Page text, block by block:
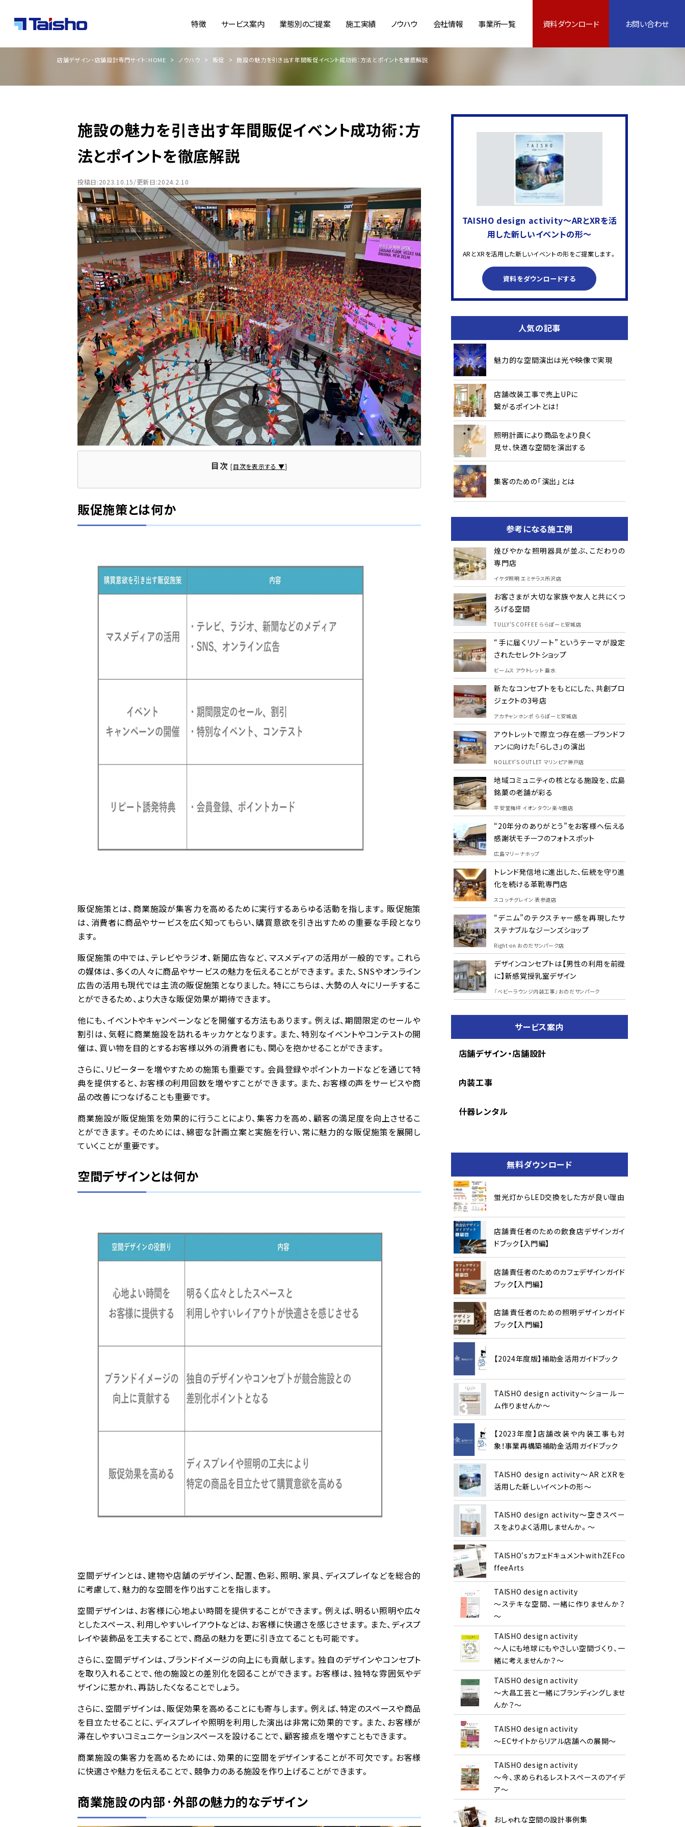
特徴 サービス案内 業態別のご提案 施工実績 ノウハウ 会社情報 事業所一覧 資料ダウンロード お問い合わせ
店舗デザイン・店舗設計専門サイト：HOME ノウハウ 販促 施設の魅力を引き出す年間販促イベント成功術：方法とポイントを徹底解説
施設の魅力を引き出す年間販促イベント成功術：方
法とポイントを徹底解説
投稿日:2023.10.15/更新日:2024.2.10
目次[目次を表示する ▼]
販促施策とは何か
販促施策とは、商業施設が集客力を高めるために実行するあらゆる活動を指します。販促施策
は、消費者に商品やサービスを広く知ってもらい、購買意欲を引き出すための重要な手段となり
ます。
販促施策の中では、テレビやラジオ、新聞広告など、マスメディアの活用が一般的です。これら
の媒体は、多くの人々に商品やサービスの魅力を伝えることができます。また、SNSやオンライン
広告の活用も現代では主流の販促施策となりました。特にこちらは、大勢の人々にリーチするこ
とができるため、より大きな販促効果が期待できます。
他にも、イベントやキャンペーンなどを開催する方法もあります。例えば、期間限定のセールや
割引は、気軽に商業施設を訪れるキッカケとなります。また、特別なイベントやコンテストの開
催は、買い物を目的とするお客様以外の消費者にも、関心を抱かせることができます。
さらに、リピーターを増やすための施策も重要です。会員登録やポイントカードなどを通じて特
典を提供すると、お客様の利用回数を増やすことができます。また、お客様の声をサービスや商
品の改善につなげることも重要です。
商業施設が販促施策を効果的に行うことにより、集客力を高め、顧客の満足度を向上させるこ
とができます。そのためには、綿密な計画立案と実施を行い、常に魅力的な販促施策を展開し
ていくことが重要です。
空間デザインとは何か
空間デザインとは、建物や店舗のデザイン、配置、色彩、照明、家具、ディスプレイなどを総合的
に考慮して、魅力的な空間を作り出すことを指します。
空間デザインは、お客様に心地よい時間を提供することができます。例えば、明るい照明や広々
としたスペース、利用しやすいレイアウトなどは、お客様に快適さを感じさせます。また、ディスプ
レイや装飾品を工夫することで、商品の魅力を更に引き立てることも可能です。
さらに、空間デザインは、ブランドイメージの向上にも貢献します。独自のデザインやコンセプト
を取り入れることで、他の施設との差別化を図ることができます。お客様は、独特な雰囲気やデ
ザインに惹かれ、再訪したくなることでしょう。
さらに、空間デザインは、販促効果を高めることにも寄与します。例えば、特定のスペースや商品
を目立たせることに、ディスプレイや照明を利用した演出は非常に効果的です。また、お客様が
滞在しやすいコミュニケーションスペースを設けることで、顧客接点を増やすこともできます。
商業施設の集客力を高めるためには、効果的に空間をデザインすることが不可欠です。お客様
に快適さや魅力を伝えることで、競争力のある施設を作り上げることができます。
商業施設の内部·外部の魅力的なデザイン
TAISHO design activity～ARとXRを活
用した新しいイベントの形～
ARとXRを活用した新しいイベントの形をご提案します。
資料をダウンロードする
人気の記事
魅力的な空間演出は光や映像で実現
店舗改装工事で売上UPに
繋がるポイントとは！
照明計画により商品をより良く
見せ、快適な空間を演出する
集客のための「演出」とは
参考になる施工例
煌びやかな照明器具が並ぶ、こだわりの
専門店
イケダ照明 エミテラス所沢店
お客さまが大切な家族や友人と共にくつ
ろげる空間
TULLY'S COFFEE ららぽーと安城店
“手に届くリゾート”というテーマが設定
されたセレクトショップ
ビームス アウトレット 垂水
新たなコンセプトをもとにした、共創プロ
ジェクトの3号店
アカチャンホンポ ららぽーと安城店
アウトレットで際立つ存在感─ブランドフ
ァンに向けた「らしさ」の演出
NOLLEY'S OUTLET マリンピア神戸店
地域コミュニティの核となる施設を、広島
銘菓の老舗が彩る
平安堂梅坪 イオンタウン楽々園店
“20年分のありがとう”をお客様へ伝える
感謝状モチーフのフォトスポット
広島マリーナホップ
トレンド発信地に進出した、伝統を守り進
化を続ける革靴専門店
スコッチグレイン 表参道店
“デニム”のテクスチャー感を再現したサ
ステナブルなジーンズショップ
Right-on おのだサンパーク店
デザインコンセプトは【男性の利用を前提
に】新感覚授乳室デザイン
『ベビーラウンジ内装工事』おのだサンパーク
サービス案内
店舗デザイン・店舗設計
内装工事
什器レンタル
無料ダウンロード
蛍光灯からLED交換をした方が良い理由
店舗責任者のための飲食店デザインガイ
ドブック【入門編】
店舗責任者のためのカフェデザインガイド
ブック【入門編】
店舗責任者のための照明デザインガイド
ブック【入門編】
【2024年度版】補助金活用ガイドブック
TAISHO design activity～ショールー
ム作りませんか～
【2023年度】店舗改装や内装工事も対
象！事業再構築補助金活用ガイドブック
TAISHO design activity～ARとXRを
活用した新しいイベントの形～
TAISHO design activity～空きスペー
スをよりよく活用しませんか。～
TAISHO‘sカフェドキュメントwithZEFco
ffeeArts
TAISHO design activity
～ステキな空間、一緒に作りませんか？
～
TAISHO design activity
～人にも地球にもやさしい空間づくり、一
緒に考えませんか？～
TAISHO design activity
～大昌工芸と一緒にブランディングしませ
んか？～
TAISHO design activity
～ECサイトからリアル店舗への展開～
TAISHO design activity
～今、求められるレストスペースのアイデ
ア～
おしゃれな空間の設計事例集